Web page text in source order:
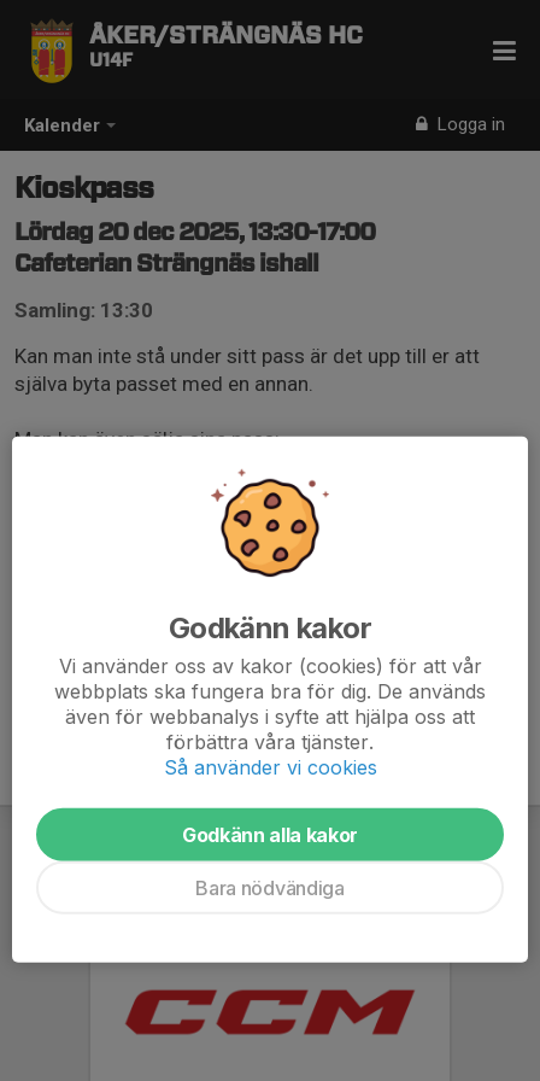
Kalender Logga in
ÅKER/STRÄNGNÄS HC
U14F
Kioskpass
Lördag 20 dec 2025, 13:30-17:00
Cafeterian Strängnäs ishall
Samling: 13:30
Kan man inte stå under sitt pass är det upp till er att
själva byta passet med en annan.
Man kan även sälja sina pass:
Sedona 072 830 05 49
Helgpassen: Återkommer med tider när vi vet
spelschemat. Man har förmiddag eller
Godkänn kakor
Vi använder oss av kakor (cookies) för att vår
webbplats ska fungera bra för dig. De används
även för webbanalys i syfte att hjälpa oss att
förbättra våra tjänster.
Så använder vi cookies
Godkänn alla kakor
Bara nödvändiga